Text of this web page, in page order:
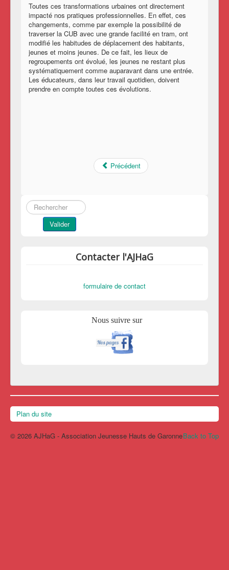
Toutes ces transformations urbaines ont directement
impacté nos pratiques professionnelles. En effet, ces
changements, comme par exemple la possibilité de
traverser la CUB avec une grande facilité en tram, ont
modifié les habitudes de déplacement des habitants,
jeunes et moins jeunes. De ce fait, les lieux de
regroupements ont évolué, les jeunes ne restant plus
systématiquement comme auparavant dans une entrée.
Les éducateurs, dans leur travail quotidien, doivent
prendre en compte toutes ces évolutions.
Précédent
Rechercher
Valider
Contacter l'AJHaG
formulaire de contact
Nous suivre sur
Plan du site
Back to Top
© 2026 AJHaG - Association Jeunesse Hauts de Garonne